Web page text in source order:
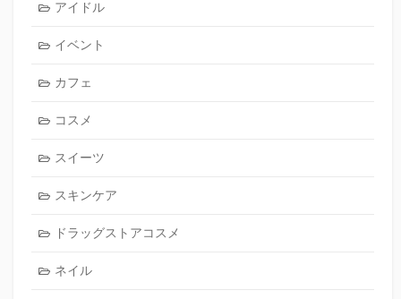
アイドル
イベント
カフェ
コスメ
スイーツ
スキンケア
ドラッグストアコスメ
ネイル